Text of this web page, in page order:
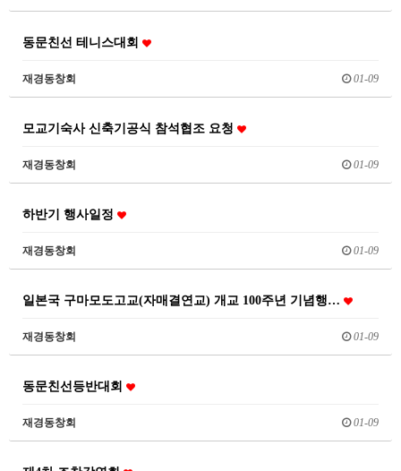
동문친선 테니스대회
재경동창회 01-09
모교기숙사 신축기공식 참석협조 요청
재경동창회 01-09
하반기 행사일정
재경동창회 01-09
일본국 구마모도고교(자매결연교) 개교 100주년 기념행…
재경동창회 01-09
동문친선등반대회
재경동창회 01-09